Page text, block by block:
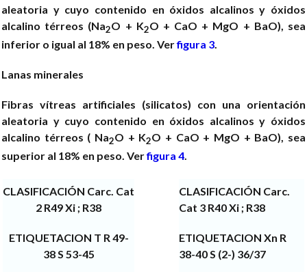
aleatoria y cuyo contenido en óxidos alcalinos y óxidos
alcalino térreos (Na2O + K2O + CaO + MgO + BaO), sea
inferior o igual al 18% en peso. Verfigura 3.
Lanas minerales
Fibras vítreas artificiales (silicatos) con una orientación
aleatoria y cuyo contenido en óxidos alcalinos y óxidos
alcalino térreos ( Na2O + K2O + CaO + MgO + BaO), sea
superior al 18% en peso. Verfigura 4.
CLASIFICACIÓN Carc. Cat
2 R49Xi ; R38
ETIQUETACION T R 49-
38S 53-45
CLASIFICACIÓN Carc.
Cat 3 R40Xi ; R38
ETIQUETACION Xn R
38-40S (2-) 36/37